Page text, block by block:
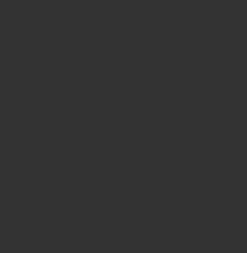
5.1.1.9. A konfliktus megoldási
5.1.3. A szülők válásának hatása a
tudományos iskolája által, Kopp
monográfiája a XXI. század orvosa,
betegségekkel kapcsolatos
a témával kapcsolatos nemzetközi
bemutatásra kerülő eredmények zöme a